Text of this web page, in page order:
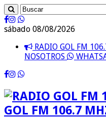
sábado 08/08/2026
RADIO GOL FM
NOSOTROS
GOL FM 106.7